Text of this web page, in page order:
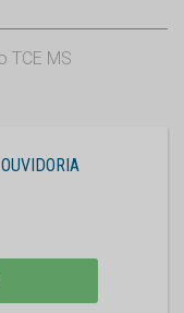
TCE MS